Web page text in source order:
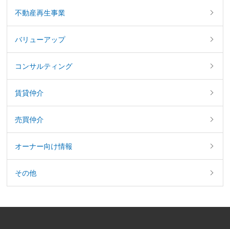
不動産再生事業
バリューアップ
コンサルティング
賃貸仲介
売買仲介
オーナー向け情報
その他